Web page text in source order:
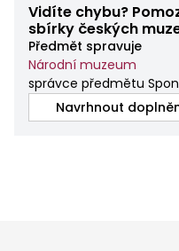
Vidíte chybu?
sbírky českých
Předmět spravuje
Národní muzeum
správce předmětu
Navrhnout